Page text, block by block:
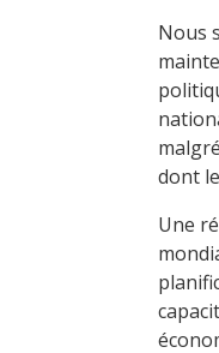
Nous
dont
Une